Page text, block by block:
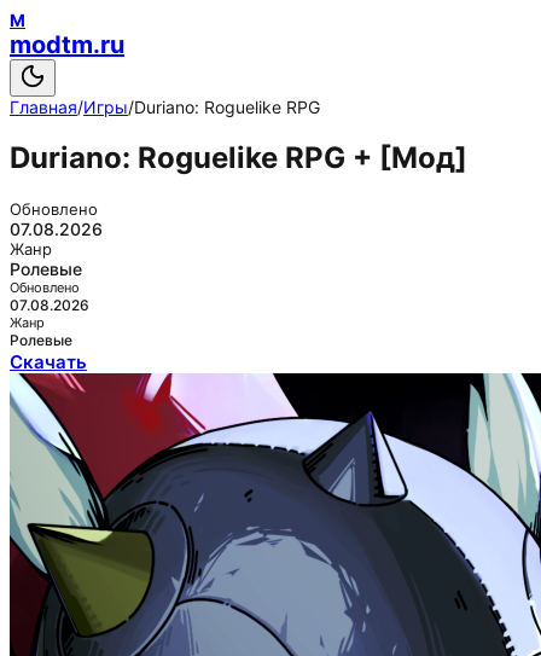
M
modtm.ru
Главная/Игры/Duriano: Roguelike RPG
Duriano: Roguelike RPG + [Мод]
Обновлено
07.08.2026
Жанр
Ролевые
Обновлено
07.08.2026
Жанр
Ролевые
Скачать